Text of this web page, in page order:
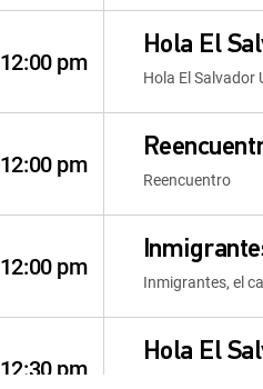
12:00 pm
Hola El
Hola El Salvador
12:00 pm
Reencuentro
12:00 pm
Inmigrantes, el
12:30 pm
Hola El